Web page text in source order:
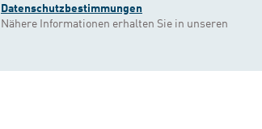
Datenschutzbestimmungen
Nähere Informationen erhalten Sie in unseren